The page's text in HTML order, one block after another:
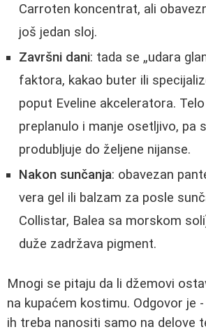
Carroten koncentrat, ali
još jedan sloj.
Završni dani: tada se „udara
faktora, kakao buter ili
poput Eveline akceleratora.
preplanulo i manje osetljivo, pa
produbljuje do željene nijanse.
Nakon sunčanja: obavezan
vera gel ili balzam za posle
Collistar, Balea sa morskom
duže zadržava pigment.
Mnogi se pitaju da li džemovi
na kupaćem kostimu. Odgovor je
ih treba nanositi samo na delove